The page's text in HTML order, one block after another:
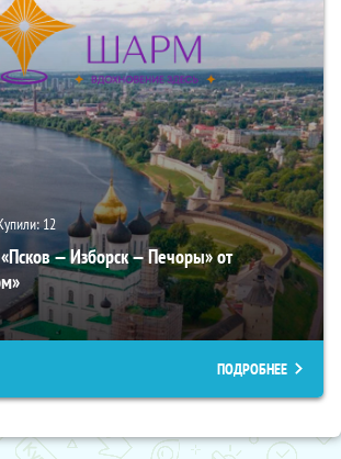
12
— Изборск — Печоры» от
ПОДРОБНЕЕ